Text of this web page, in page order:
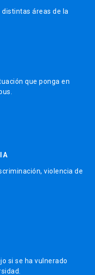
áreas de la
que ponga en
violencia de
si se ha vulnerado